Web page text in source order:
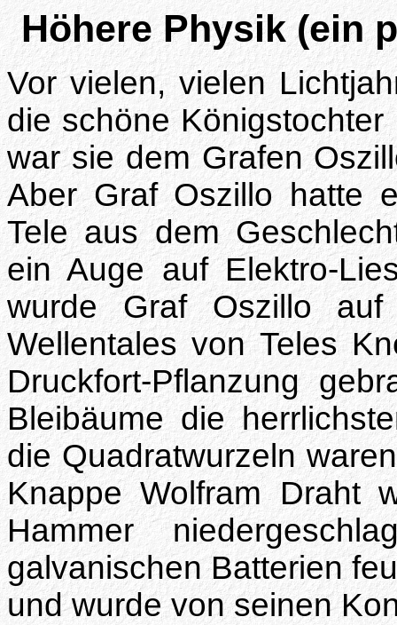
Höhere Physik (ein
Vor vielen, vielen
die schöne
war sie dem Grafen
Aber Graf Oszillo hatte
Tele aus dem
ein Auge auf Elektro-
wurde Graf Oszillo
Wellentales von Teles
Druckfort-Pflanzung
Bleibäume die
die Quadratwurzeln
Knappe Wolfram Draht
Hammer
galvanischen Batterien
und wurde von seinen